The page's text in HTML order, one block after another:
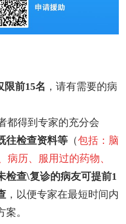
限前15名 ，请有需要的病
都得到专家的充分会
往检查资料等 （包括：脑
病历、服用过的药物、
检查\复诊的病友可提前1
，以便专家在最短时间内
案。